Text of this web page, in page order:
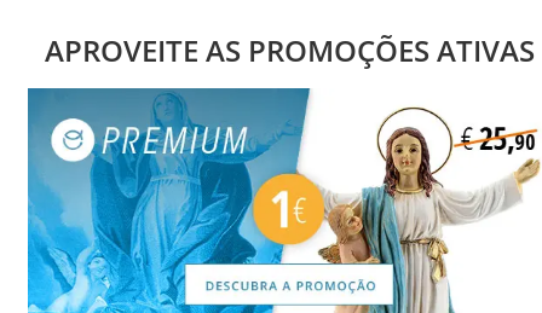
APROVEITE AS PROMOÇÕES ATIVAS